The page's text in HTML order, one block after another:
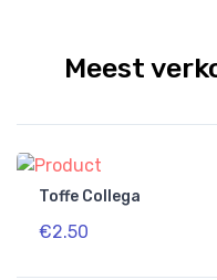
Meest
Toffe Collega
€2.50